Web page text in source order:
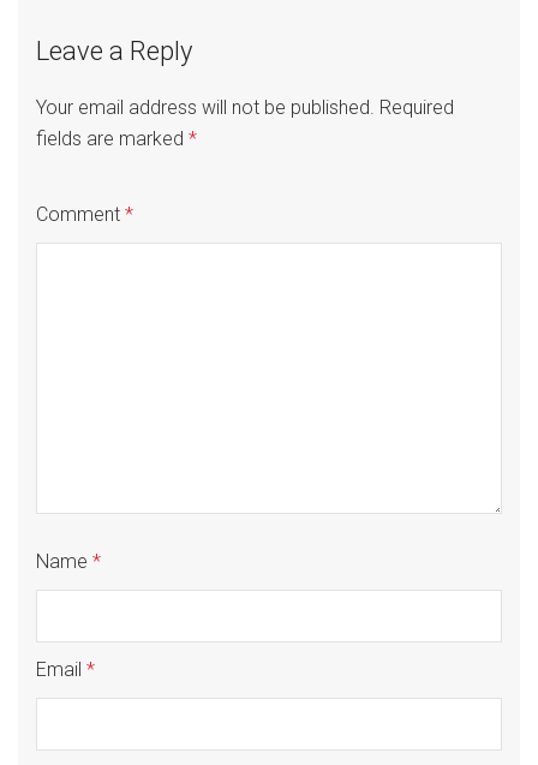
Leave a Reply
Your email address will not be published. Required
fields are marked *
Comment *
Name *
Email *